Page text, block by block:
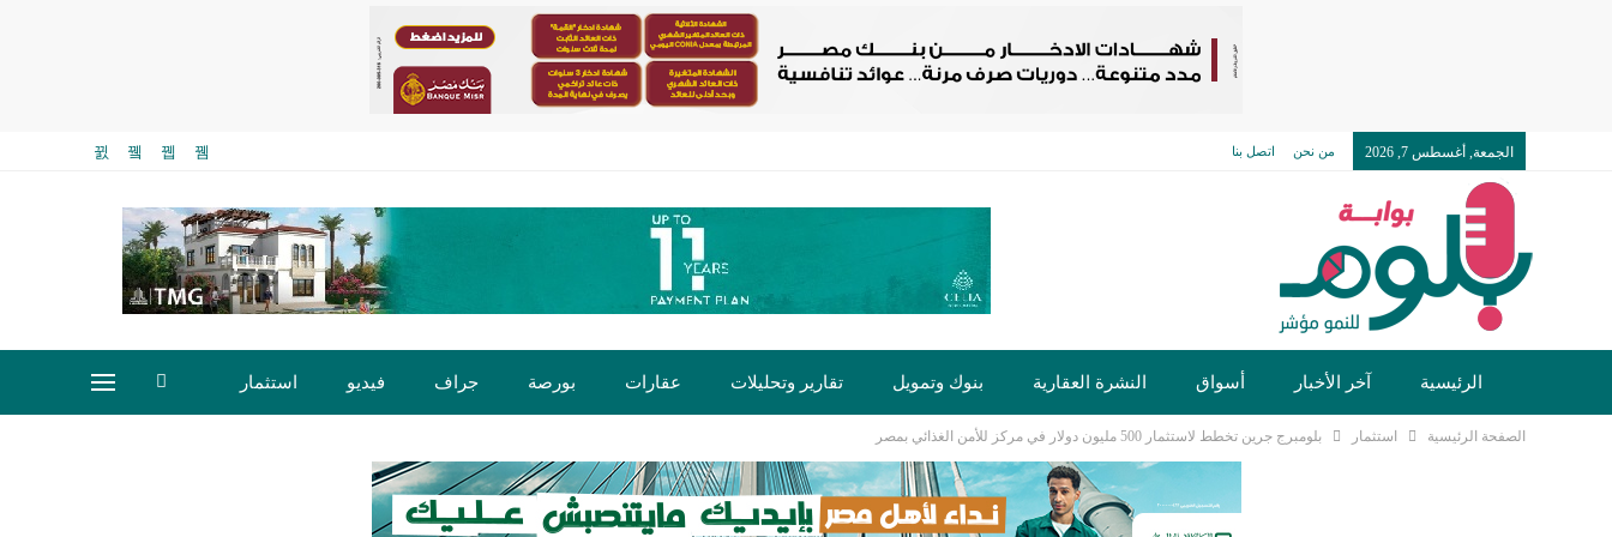
الجمعة, أغسطس 7, 2026 من نحن اتصل بنا
الرئيسية آخر الأخبار أسواق النشرة العقارية بنوك وتمويل تقارير وتحليلات عقارات بورصة جراف فيديو استثمار
تكنولوجيا وسيارات دولي مجتمع خدمات
الصفحة الرئيسية استثمار بلومبرج جرين تخطط لاستثمار 500 مليون دولار في مركز للأمن الغذائي بمصر